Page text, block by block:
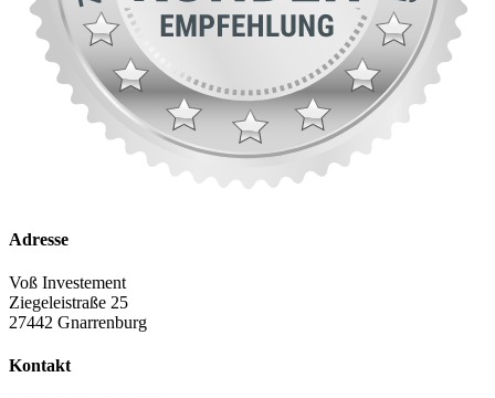
Adresse
Voß Investement
Ziegeleistraße 25
27442 Gnarrenburg
Kontakt